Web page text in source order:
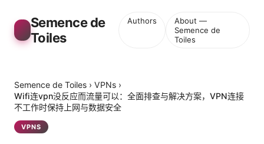
Semence de
Toiles
Authors
About —
Semence de
Toiles
Semence de Toiles › VPNs ›
Wifi连vpn没反应而流量可以：全面排查与解决方案，VPN连接
不工作时保持上网与数据安全
VPNS